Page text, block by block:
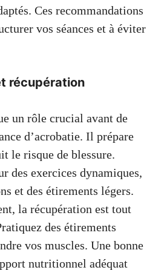
Ces recommandations
vos séances et à éviter
récupération
un rôle crucial avant de
d’acrobatie. Il prépare
le risque de blessure.
des exercices dynamiques,
et des étirements légers.
la récupération est tout
des étirements
vos muscles. Une bonne
nutritionnel adéquat